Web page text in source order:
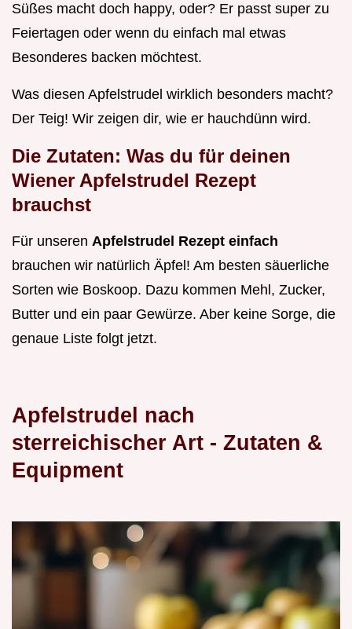
Süßes macht doch happy, oder? Er passt super zu
Feiertagen oder wenn du einfach mal etwas
Besonderes backen möchtest.
Was diesen Apfelstrudel wirklich besonders macht?
Der Teig! Wir zeigen dir, wie er hauchdünn wird.
Die Zutaten: Was du für deinen
Wiener Apfelstrudel Rezept
brauchst
Für unseren Apfelstrudel Rezept einfach
brauchen wir natürlich Äpfel! Am besten säuerliche
Sorten wie Boskoop. Dazu kommen Mehl, Zucker,
Butter und ein paar Gewürze. Aber keine Sorge, die
genaue Liste folgt jetzt.
Apfelstrudel nach
sterreichischer Art - Zutaten &
Equipment